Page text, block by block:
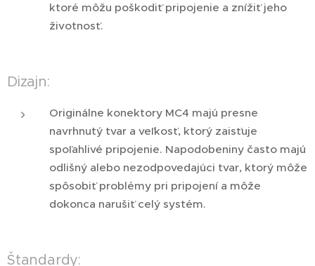
ktoré môžu poškodiť pripojenie a znížiť jeho
životnosť.
Dizajn:
Originálne konektory MC4 majú presne
navrhnutý tvar a veľkosť, ktorý zaisťuje
spoľahlivé pripojenie. Napodobeniny často majú
odlišný alebo nezodpovedajúci tvar, ktorý môže
spôsobiť problémy pri pripojení a môže
dokonca narušiť celý systém.
Štandardy: